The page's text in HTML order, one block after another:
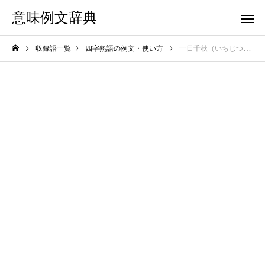
意味例文辞典
収録語一覧 四字熟語の例文・使い方 一日千秋（いちじつせんしゅう）